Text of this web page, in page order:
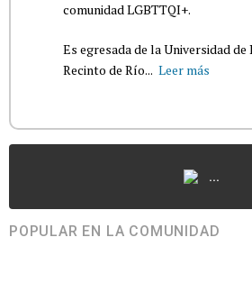
comunidad LGBTTQI+.
Es egresada de la Universidad de
Recinto de Río... Leer más
...
POPULAR EN LA COMUNIDAD